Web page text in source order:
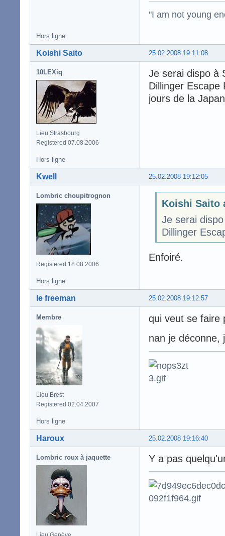
"I am not young
Hors ligne
25.02.2008 19:11:08
Koishi Saito
10LEXiq
Lieu Strasbourg
Registered 07.08.2006
Je serai dispo à
Dillinger Escape
jours de la
Hors ligne
25.02.2008 19:12:05
Kwell
Lombric choupitrognon
Registered 18.08.2006
Koishi Saito
Je serai
Dillinger
Enfoiré.
Hors ligne
25.02.2008 19:12:57
le freeman
Membre
Lieu Brest
Registered 02.04.2007
qui veut se faire
nan je
Hors ligne
25.02.2008 19:16:40
Haroux
Lombric roux à jaquette Y a pas